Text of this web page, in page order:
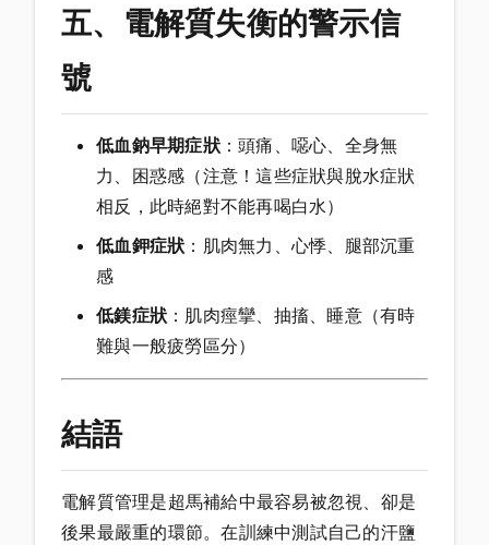
五、電解質失衡的警示信
號
低血鈉早期症狀：頭痛、噁心、全身無
力、困惑感（注意！這些症狀與脫水症狀
相反，此時絕對不能再喝白水）
低血鉀症狀 ：肌肉無力、心悸、腿部沉重
感
低鎂症狀 ：肌肉痙攣、抽搐、睡意（有時
難與一般疲勞區分）
結語
電解質管理是超馬補給中最容易被忽視、卻是
後果最嚴重的環節。在訓練中測試自己的汗鹽